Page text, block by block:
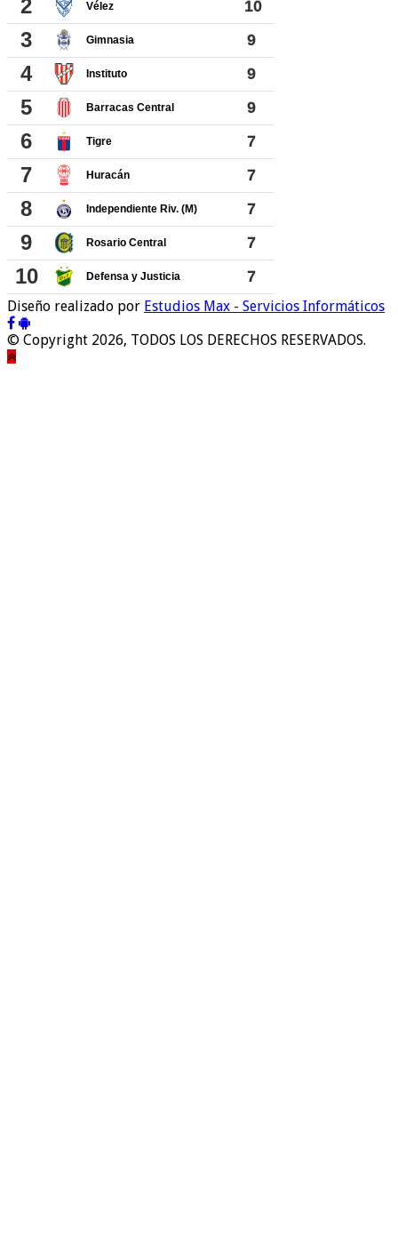
Diseño realizado por Estudios Max - Servicios Informáticos
© Copyright 2026, TODOS LOS DERECHOS RESERVADOS.